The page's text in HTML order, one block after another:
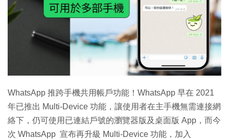
WhatsApp 推跨手機共用帳戶功能！WhatsApp 早在 2021
年已推出 Multi-Device 功能，讓使用者在主手機無需連接網
絡下，仍可使用已連結戶號的瀏覽器版及桌面版 App，而今
次 WhatsApp 宣布再升級 Multi-Device 功能，加入